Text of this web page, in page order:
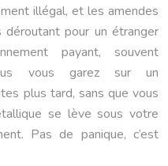
illégal, et les amendes
pour un étranger
payant, souvent
vous garez sur un
plus tard, sans que vous
se lève sous votre
Pas de panique, c’est